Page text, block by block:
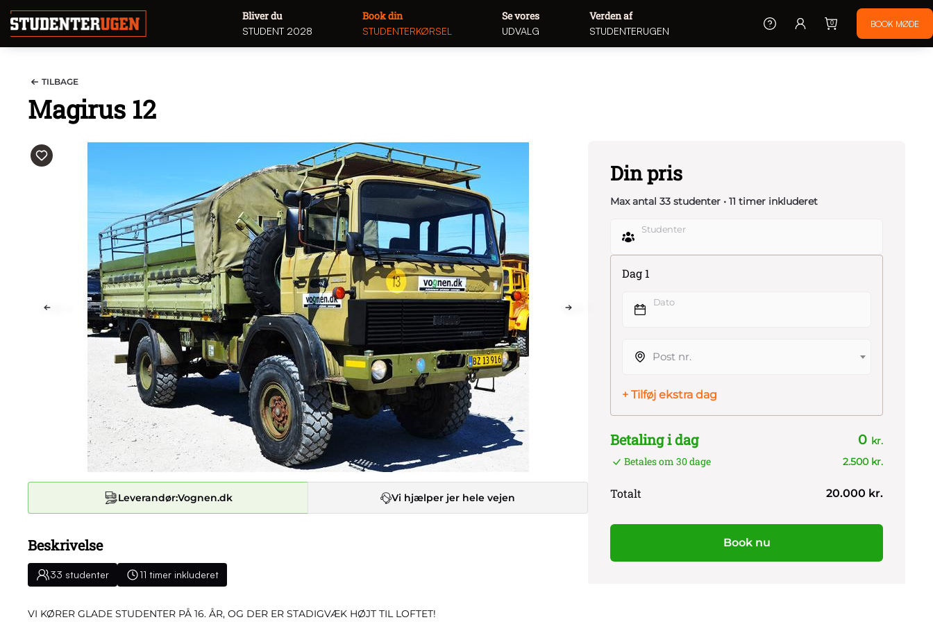
Bliver du
STUDENT 2028
Book din
STUDENTERKØRSEL
Se vores
UDVALG
Verden af
STUDENTERUGEN
0
TILBAGE
Magirus 12
PREV NEXT
Leverandør:Vognen.dk Vi hjælper jer hele vejen
Beskrivelse
33 studenter 11 timer inkluderet
VI KØRER GLADE STUDENTER PÅ 16. ÅR, OG DER ER STADIGVÆK HØJT TIL LOFTET!
Din pris
Max antal 33 studenter • 11 timer inkluderet
Studenter
Dag 1
Dato
Post nr.
+ Tilføj ekstra dag
Betaling i dag 0 kr.
Betales om 30 dage 2.500 kr.
Totalt 20.000 kr.